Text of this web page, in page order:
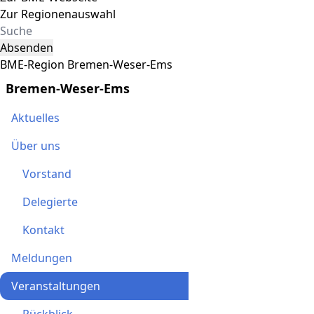
Zur Regionenauswahl
Absenden
BME-Region Bremen-Weser-Ems
Bremen-Weser-Ems
Aktuelles
Über uns
Vorstand
Delegierte
Kontakt
Meldungen
Veranstaltungen